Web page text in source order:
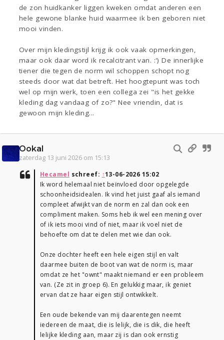
de zon huidkanker liggen kweken omdat anderen een
hele gewone blanke huid waarmee ik ben geboren niet
mooi vinden.
Over mijn kledingstijl krijg ik ook vaak opmerkingen,
maar ook daar word ik recalcitrant van. :') De innerlijke
tiener die tegen de norm wil schoppen schopt nog
steeds door wat dat betreft. Het hoogtepunt was toch
wel op mijn werk, toen een collega zei "is het gekke
kleding dag vandaag of zo?" Nee vriendin, dat is
gewoon mijn kleding...
Ookal
zaterdag 13 juni 2026 om 15:13
Hecamel schreef: ↑13-06-2026 15:02
Ik word helemaal niet beïnvloed door opgelegde
schoonheidsidealen. Ik vind het juist gaaf als iemand
compleet afwijkt van de norm en zal dan ook een
compliment maken. Soms heb ik wel een mening over
of ik iets mooi vind of niet, maar ik voel niet de
behoefte om dat te delen met wie dan ook.
Onze dochter heeft een hele eigen stijl en valt
daarmee buiten de boot van wat de norm is, maar
omdat ze het "ownt" maakt niemand er een probleem
van. (Ze zit in groep 6). En gelukkig maar, ik geniet
ervan dat ze haar eigen stijl ontwikkelt.
Een oude bekende van mij daarentegen neemt
iedereen de maat, die is lelijk, die is dik, die heeft
lelijke kleding aan, maar zij is dan ook ernstig